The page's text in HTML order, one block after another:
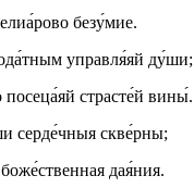
безу́мие.
управля́яй ду́ши;
страсте́й вины́.
серде́чныя скве́рны;
дая́ния.